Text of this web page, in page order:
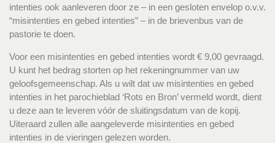
intenties ook aanleveren door ze – in een gesloten envelop o.v.v.
“misintenties en gebed intenties” – in de brievenbus van de
pastorie te doen.
Voor een misintenties en gebed intenties wordt € 9,00 gevraagd.
U kunt het bedrag storten op het rekeningnummer van uw
geloofsgemeenschap. Als u wilt dat uw misintenties en gebed
intenties in het parochieblad ‘Rots en Bron’ vermeld wordt, dient
u deze aan te leveren vóór de sluitingsdatum van de kopij.
Uiteraard zullen alle aangeleverde misintenties en gebed
intenties in de vieringen gelezen worden.